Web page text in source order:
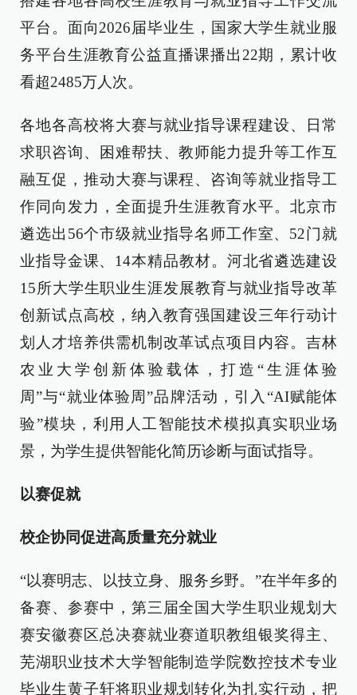
平台。面向2026届毕业生，国家大学生就业服
务平台生涯教育公益直播课播出22期，累计收
看超2485万人次。
各地各高校将大赛与就业指导课程建设、日常
求职咨询、困难帮扶、教师能力提升等工作互
融互促，推动大赛与课程、咨询等就业指导工
作同向发力，全面提升生涯教育水平。北京市
遴选出56个市级就业指导名师工作室、52门就
业指导金课、14本精品教材。河北省遴选建设
15所大学生职业生涯发展教育与就业指导改革
创新试点高校，纳入教育强国建设三年行动计
划人才培养供需机制改革试点项目内容。吉林
农业大学创新体验载体，打造“生涯体验
周”与“就业体验周”品牌活动，引入“AI赋能体
验”模块，利用人工智能技术模拟真实职业场
景，为学生提供智能化简历诊断与面试指导。
以赛促就
校企协同促进高质量充分就业
“以赛明志、以技立身、服务乡野。”在半年多的
备赛、参赛中，第三届全国大学生职业规划大
赛安徽赛区总决赛就业赛道职教组银奖得主、
芜湖职业技术大学智能制造学院数控技术专业
毕业生黄子轩将职业规划转化为扎实行动，把